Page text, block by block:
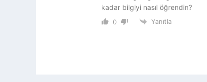
kadar bilgiyi nasıl öğrendin?
0 Yanıtla